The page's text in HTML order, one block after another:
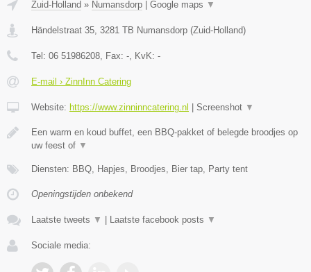
Zuid-Holland » Numansdorp Google maps ▼
Händelstraat 35, 3281 TB Numansdorp (Zuid-Holland)
Tel: 06 51986208, Fax: -, KvK: -
E-mail › ZinnInn Catering
Website: https://www.zinninncatering.nl Screenshot ▼
Een warm en koud buffet, een BBQ-pakket of belegde broodjes op
uw feest of ▼
Diensten: BBQ, Hapjes, Broodjes, Bier tap, Party tent
Openingstijden onbekend
Laatste tweets ▼ Laatste facebook posts ▼
Sociale media: